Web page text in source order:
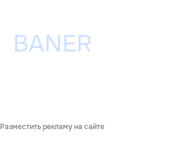
Разместить рекламу на сайте